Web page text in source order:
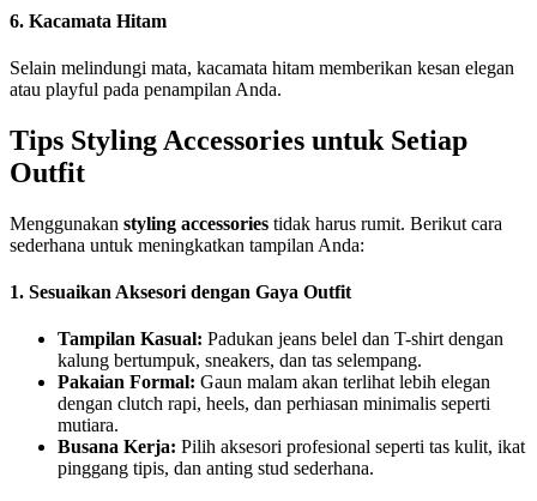
6. Kacamata Hitam
Selain melindungi mata, kacamata hitam memberikan kesan elegan
atau playful pada penampilan Anda.
Tips Styling Accessories untuk Setiap
Outfit
Menggunakan styling accessories tidak harus rumit. Berikut cara
sederhana untuk meningkatkan tampilan Anda:
1. Sesuaikan Aksesori dengan Gaya Outfit
Tampilan Kasual: Padukan jeans belel dan T-shirt dengan
kalung bertumpuk, sneakers, dan tas selempang.
Pakaian Formal: Gaun malam akan terlihat lebih elegan
dengan clutch rapi, heels, dan perhiasan minimalis seperti
mutiara.
Busana Kerja: Pilih aksesori profesional seperti tas kulit, ikat
pinggang tipis, dan anting stud sederhana.